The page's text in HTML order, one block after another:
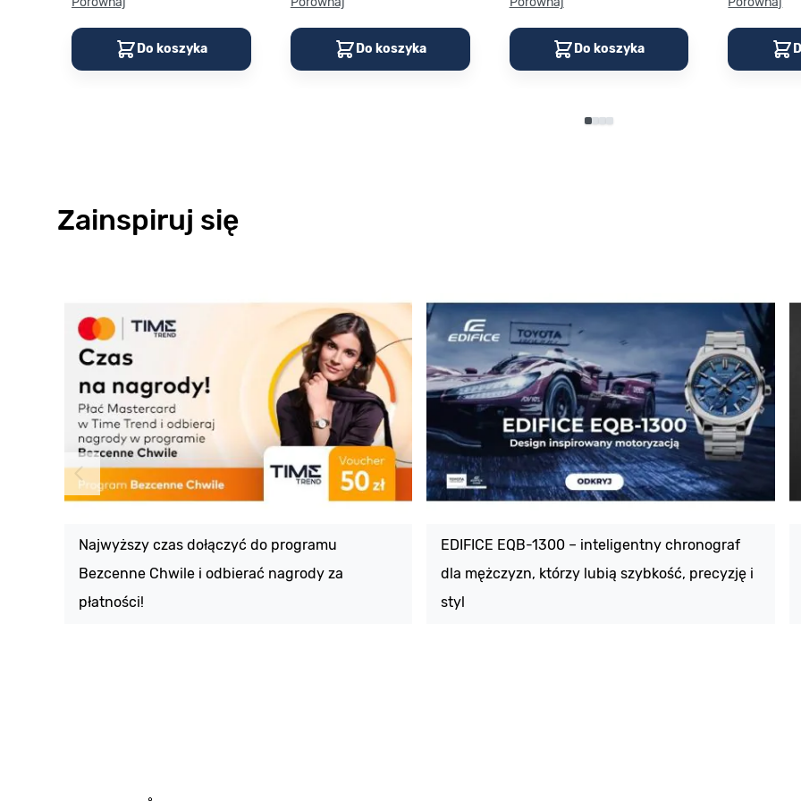
Do koszyka Do koszyka Do koszyka
Zainspiruj się
Najwyższy czas dołączyć do programu
Bezcenne Chwile i odbierać nagrody za
płatności!
EDIFICE EQB-1300 – inteligentny chronograf
dla mężczyzn, którzy lubią szybkość, precyzję i
styl